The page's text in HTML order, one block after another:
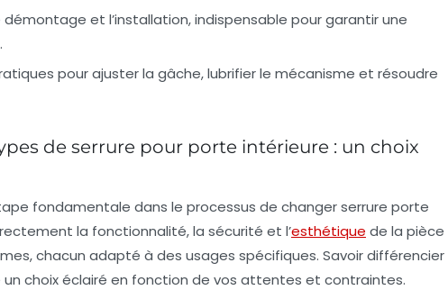
démontage et l’installation, indispensable pour garantir une
pour ajuster la gâche, lubrifier le mécanisme et résoudre
de serrure pour porte intérieure : un choix
fondamentale dans le processus de changer serrure porte
la fonctionnalité, la sécurité et l’esthétique de la pièce
chacun adapté à des usages spécifiques. Savoir différencier
choix éclairé en fonction de vos attentes et contraintes.